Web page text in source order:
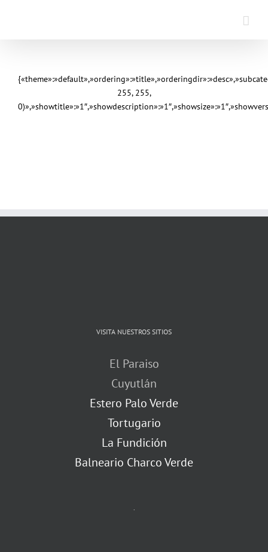
255, 255,
VISITA NUESTROS SITIOS
El Paraiso
Cuyutlán
Estero Palo Verde
Tortugario
La Fundición
Balneario Charco Verde
.